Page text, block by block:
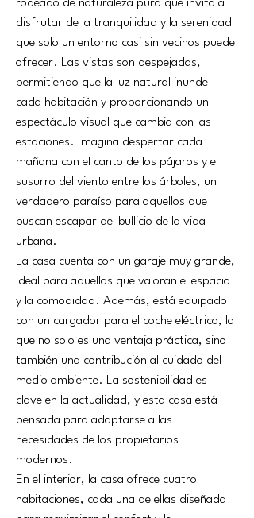
rodeado de naturaleza pura que invita a
disfrutar de la tranquilidad y la serenidad
que solo un entorno casi sin vecinos puede
ofrecer. Las vistas son despejadas,
permitiendo que la luz natural inunde
cada habitación y proporcionando un
espectáculo visual que cambia con las
estaciones. Imagina despertar cada
mañana con el canto de los pájaros y el
susurro del viento entre los árboles, un
verdadero paraíso para aquellos que
buscan escapar del bullicio de la vida
urbana.
La casa cuenta con un garaje muy grande,
ideal para aquellos que valoran el espacio
y la comodidad. Además, está equipado
con un cargador para el coche eléctrico, lo
que no solo es una ventaja práctica, sino
también una contribución al cuidado del
medio ambiente. La sostenibilidad es
clave en la actualidad, y esta casa está
pensada para adaptarse a las
necesidades de los propietarios
modernos.
En el interior, la casa ofrece cuatro
habitaciones, cada una de ellas diseñada